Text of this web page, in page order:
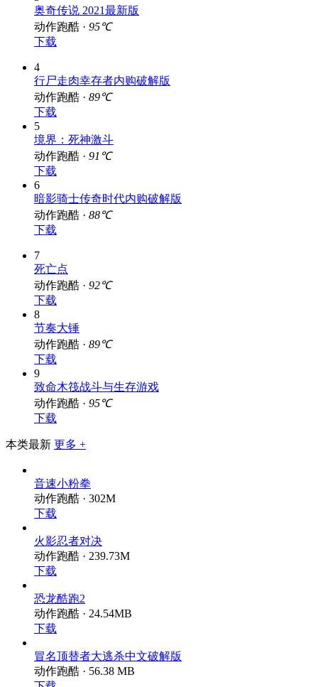
奥奇传说 2021最新版
动作跑酷 · 95℃
下载
4
行尸走肉幸存者内购破解版
动作跑酷 · 89℃
下载
5
境界：死神激斗
动作跑酷 · 91℃
下载
6
暗影骑士传奇时代内购破解版
动作跑酷 · 88℃
下载
7
死亡点
动作跑酷 · 92℃
下载
8
节奏大锤
动作跑酷 · 89℃
下载
9
致命木筏战斗与生存游戏
动作跑酷 · 95℃
下载
本类最新 更多 +
音速小粉拳
动作跑酷 · 302M
下载
火影忍者对决
动作跑酷 · 239.73M
下载
恐龙酷跑2
动作跑酷 · 24.54MB
下载
冒名顶替者大逃杀中文破解版
动作跑酷 · 56.38 MB